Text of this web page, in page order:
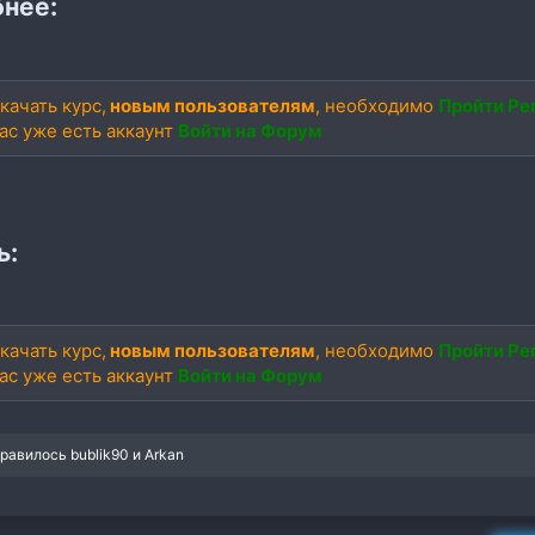
курс, новым пользователям, необходимо Пройти
уже есть аккаунт Войти на Форум
курс, новым пользователям, необходимо Пройти
уже есть аккаунт Войти на Форум
bublik90 и Arkan